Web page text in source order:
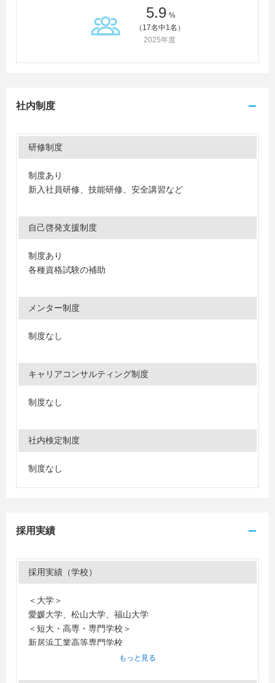
5.9 %
（17名中1名）
2025年度
社内制度
研修制度
制度あり
新入社員研修、技能研修、安全講習など
自己啓発支援制度
制度あり
各種資格試験の補助
メンター制度
制度なし
キャリアコンサルティング制度
制度なし
社内検定制度
制度なし
採用実績
採用実績（学校）
＜大学＞
愛媛大学、松山大学、福山大学
＜短大・高専・専門学校＞
新居浜工業高等専門学校
もっと見る